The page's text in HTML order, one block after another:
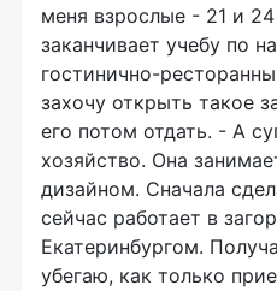
меня взрослые - 21 и
заканчивает учебу по
гостинично-
захочу открыть такое
его потом отдать. - А
хозяйство. Она
дизайном. Сначала
сейчас работает в
Екатеринбургом.
убегаю, как только